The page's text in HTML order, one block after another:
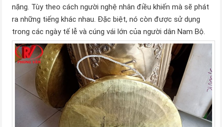
nặng. Tùy theo cách người nghệ nhân điều khiến mà sẽ phát
ra những tiếng khác nhau. Đặc biệt, nó còn được sử dụng
trong các ngày tế lễ và cúng vái lớn của người dân Nam Bộ.